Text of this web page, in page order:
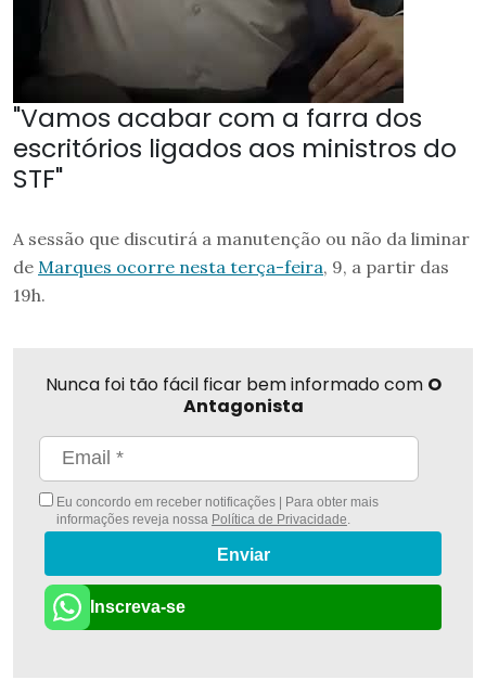
"Vamos acabar com a farra dos
escritórios ligados aos ministros do
STF"
A sessão que discutirá a manutenção ou não da liminar
de Marques ocorre nesta terça-feira, 9, a partir das
19h.
Nunca foi tão fácil ficar bem informado com O
Antagonista
Eu concordo em receber notificações | Para obter mais
informações reveja nossa Política de Privacidade
Enviar
Inscreva-se